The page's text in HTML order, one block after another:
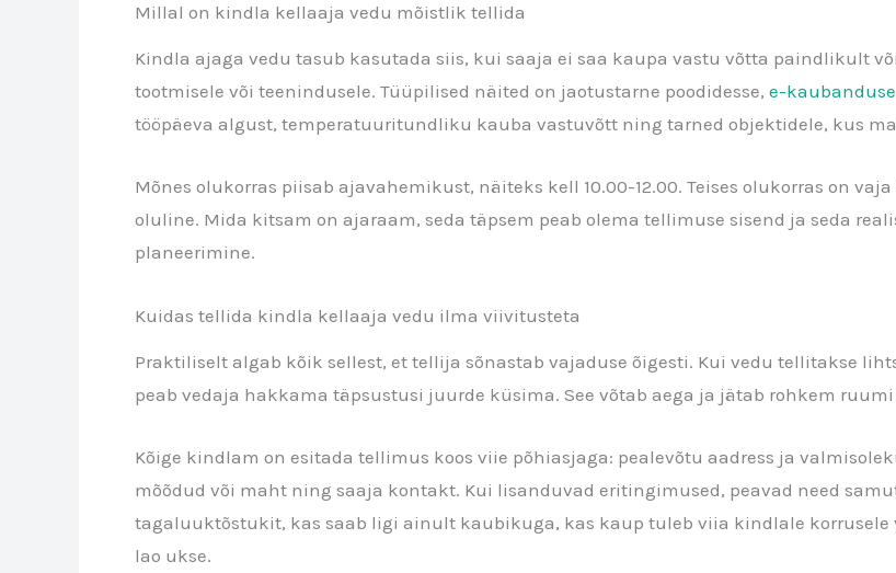
Millal on kindla kellaaja vedu mõistlik tellida
Kindla ajaga vedu tasub kasutada siis, kui saaja ei saa kaupa vastu võtta paindlikult
tootmisele või teenindusele. Tüüpilised näited on jaotustarne poodidesse, e-
tööpäeva algust, temperatuuritundliku kauba vastuvõtt ning tarned objektidele, kus
Mõnes olukorras piisab ajavahemikust, näiteks kell 10.00-12.00. Teises olukorras on
oluline. Mida kitsam on ajaraam, seda täpsem peab olema tellimuse sisend ja seda
planeerimine.
Kuidas tellida kindla kellaaja vedu ilma viivitusteta
Praktiliselt algab kõik sellest, et tellija sõnastab vajaduse õigesti. Kui vedu tellitakse
peab vedaja hakkama täpsustusi juurde küsima. See võtab aega ja jätab rohkem
Kõige kindlam on esitada tellimus koos viie põhiasjaga: pealevõtu aadress ja
mõõdud või maht ning saaja kontakt. Kui lisanduvad eritingimused, peavad need
tagaluuktõstukit, kas saab ligi ainult kaubikuga, kas kaup tuleb viia kindlale
lao ukse.